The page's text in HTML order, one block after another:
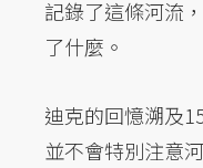
記錄了這條河流
了什麼。
迪克的回憶溯及
並不會特別注意